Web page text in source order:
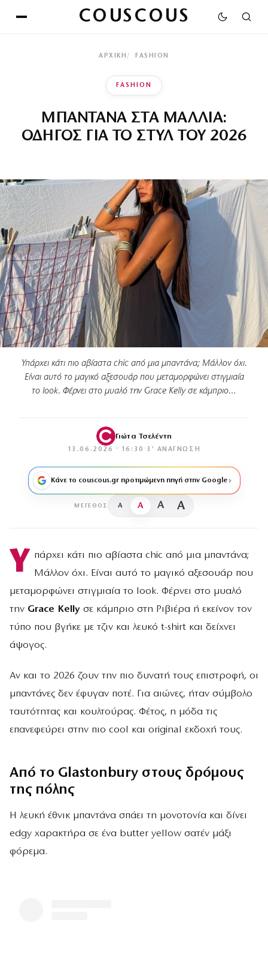
COUSCOUS
ΑΡΧΙΚΉ FASHION
FASHION
ΜΠΑΝΤΑΝΑ ΣΤΑ ΜΑΛΛΙΑ:
ΟΔΗΓΟΣ ΓΙΑ ΤΟ ΣΤΥΛ ΤΟΥ 2026
Υπάρχει κάτι πιο αβίαστα chic από μια μπαντάνα; Μάλλον όχι.
Είναι αυτό το μαγικό αξεσουάρ που μεταμορφώνει στιγμιαία
το look. Φέρνει στο μυαλό την Grace Kelly σε κάμπριο…
Γιώτα Τσελέντη
13.06.2026 · 16:30 · 3′ ΑΝΆΓΝΩΣΗ
Κάνε το couscous.gr προτιμώμενη πηγή στην Google
ΜΈΓΕΘΟΣ A A A A
Υ πάρχει κάτι πιο αβίαστα chic από μια μπαντάνα;
Μάλλον όχι. Είναι αυτό το μαγικό αξεσουάρ που
μεταμορφώνει στιγμιαία το look. Φέρνει στο μυαλό
την Grace Kelly σε κάμπριο στη Ριβιέρα ή εκείνον τον
τύπο που βγήκε με τζιν και λευκό t-shirt και δείχνει
άψογος.
Αν και το 2026 ζουν την πιο δυνατή τους επιστροφή, οι
μπαντάνες δεν έφυγαν ποτέ. Για αιώνες, ήταν σύμβολο
ταυτότητας και κουλτούρας. Φέτος, η μόδα τις
επανεφεύρει στην πιο cool και original εκδοχή τους.
Από το Glastonbury στους δρόμους
της πόλης
Η λευκή έθνικ μπαντάνα σπάει τη μονοτονία και δίνει
edgy χαρακτήρα σε ένα butter yellow σατέν μάξι
φόρεμα.